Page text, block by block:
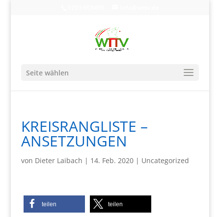
Seite wählen
KREISRANGLISTE –
ANSETZUNGEN
von Dieter Laibach | 14. Feb. 2020| Uncategorized
teilen teilen